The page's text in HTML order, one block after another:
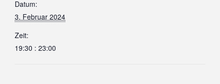
Datum:
3. Februar 2024
Zeit:
19:30 : 23:00